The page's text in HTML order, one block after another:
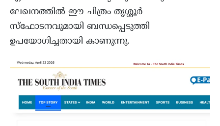
ലേഖനത്തിൽ ഈ ചിത്രം തൃശ്ശൂർ
സ്ഫോടനവുമായി ബന്ധപ്പെടുത്തി
ഉപയോഗിച്ചതായി കാണുന്നു.